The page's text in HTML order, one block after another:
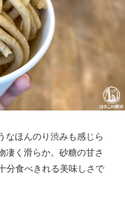
なほんのり渋みも感じら
凄く滑らか。砂糖の甘さ
分食べきれる美味しさで